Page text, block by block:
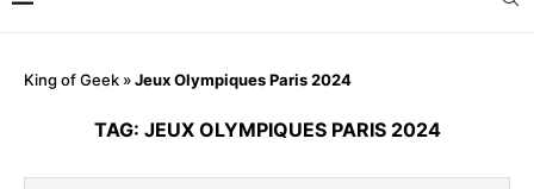
King of Geek »Jeux Olympiques Paris 2024
TAG: JEUX OLYMPIQUES PARIS 2024